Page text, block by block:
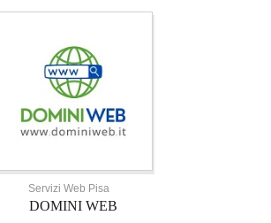
Servizi Web Pisa
DOMINI WEB